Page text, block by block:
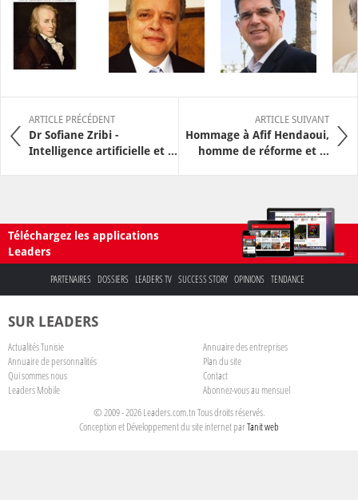
ARTICLE PRÉCÉDENT
Dr Sofiane Zribi -
Intelligence artificielle et ...
ARTICLE SUIVANT
Hommage à Afif Hendaoui,
homme de réforme et ...
Téléchargez les applications
Leaders
PARTENAIRES DOSSIERS LEADERS TV SUCCESS STORY OPINIONS TENDANCE
SUR LEADERS
Actualités Tunisie
Annuaire des entreprises
Annuaire de personnalités
Plan du site
Qui sommes nous
Contact
Leaders Mobile
Abonnez-vous au mensuel
© 2009 - 2026 Leaders.com.tn Tous droits réservés.
Conception et Développement du site internet parTanit web